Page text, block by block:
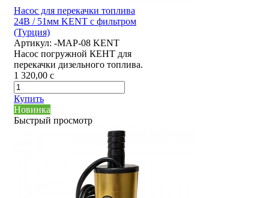
Насос для перекачки топлива
24В / 51мм KENT с фильтром
(Турция)
Артикул: -MAP-08 KENT
Насос погружной КЕНТ для
перекачки дизельного топлива.
1 320,00 c
Купить
Новинка
Быстрый просмотр